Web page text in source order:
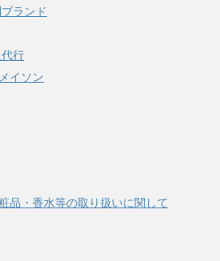
ランド
行
イソン
品・香水等の取り扱いに関して